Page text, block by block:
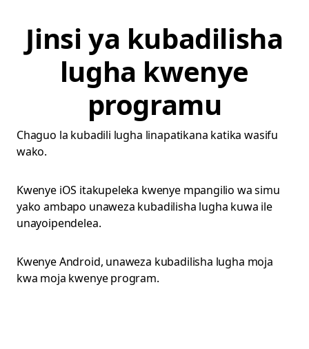
Jinsi ya kubadilisha
lugha kwenye
programu
Chaguo la kubadili lugha linapatikana katika wasifu
wako.
Kwenye iOS itakupeleka kwenye mpangilio wa simu
yako ambapo unaweza kubadilisha lugha kuwa ile
unayoipendelea.
Kwenye Android, unaweza kubadilisha lugha moja
kwa moja kwenye program.